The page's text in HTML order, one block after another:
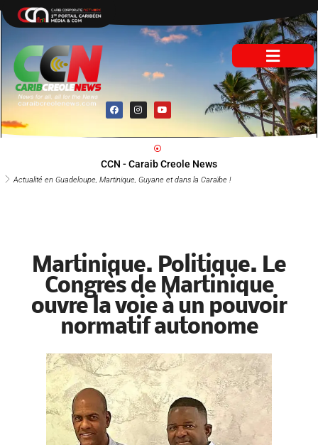
au
F
a
c
b
k
I
n
s
a
a
Y
o
u
u
b
Actualité en Guadeloupe, Martinique, Guyane et dans la Caraïbe !
CCN - Caraib Creole News
Martinique. Politique. Le
Congrès de Martinique
ouvre la voie à un pouvoir
normatif autonome